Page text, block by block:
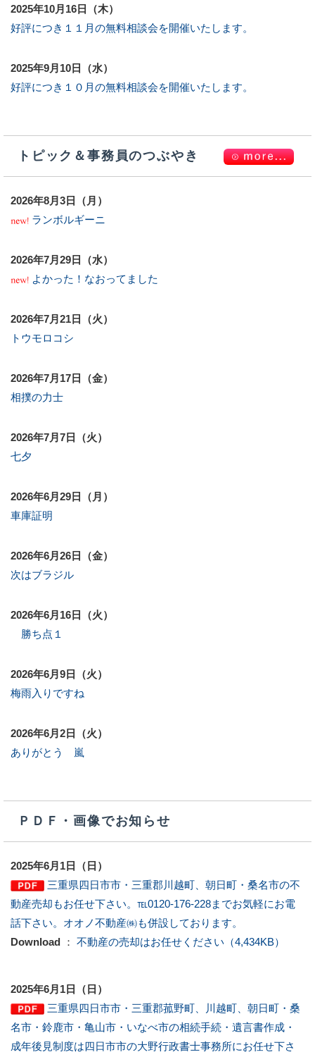
2025年10月16日（木）
好評につき１１月の無料相談会を開催いたします。
2025年9月10日（水）
好評につき１０月の無料相談会を開催いたします。
トピック＆事務員のつぶやき
2026年8月3日（月）
ランボルギーニ
2026年7月29日（水）
よかった！なおってました
2026年7月21日（火）
トウモロコシ
2026年7月17日（金）
相撲の力士
2026年7月7日（火）
七夕
2026年6月29日（月）
車庫証明
2026年6月26日（金）
次はブラジル
2026年6月16日（火）
勝ち点１
2026年6月9日（火）
梅雨入りですね
2026年6月2日（火）
ありがとう 嵐
ＰＤＦ・画像でお知らせ
2025年6月1日（日）
三重県四日市市・三重郡川越町、朝日町・桑名市の不
動産売却もお任せ下さい。℡0120-176-228までお気軽にお電
話下さい。オオノ不動産㈱も併設しております。
Download ： 不動産の売却はお任せください（4,434KB）
2025年6月1日（日）
三重県四日市市・三重郡菰野町、川越町、朝日町・桑
名市・鈴鹿市・亀山市・いなべ市の相続手続・遺言書作成・
成年後見制度は四日市市の大野行政書士事務所にお任せ下さ